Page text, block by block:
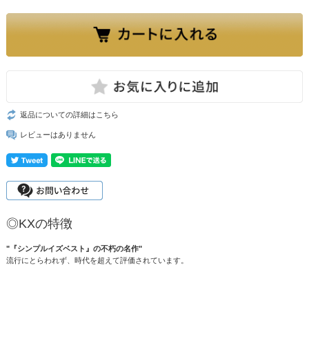
返品についての詳細はこちら
レビューはありません
◎KXの特徴
"『シンプルイズベスト』の不朽の名作"
流行にとらわれず、時代を超えて評価されています。